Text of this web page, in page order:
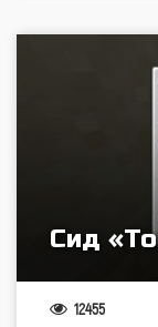
Сид
12455